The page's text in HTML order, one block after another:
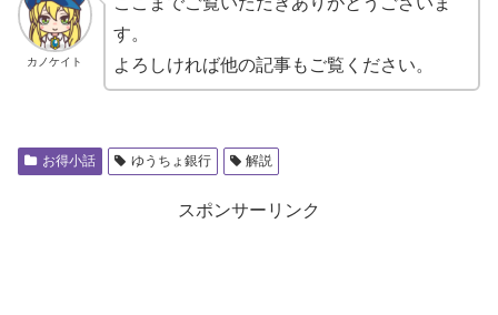
カノケイト
す。
よろしければ他の記事もご覧ください。
お得小話 ゆうちょ銀行 解説
スポンサーリンク